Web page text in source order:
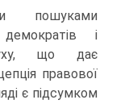
пошуками
демократів і
руху, що дає
правової
є підсумком